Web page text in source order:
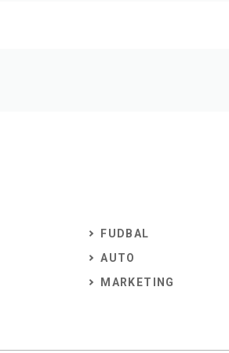
FUDBAL
AUTO
MARKETING